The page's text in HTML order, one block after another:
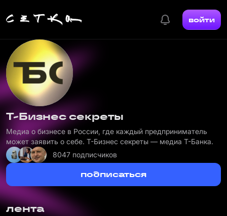
войти
Т-Бизнес секреты
Медиа о бизнесе в России, где каждый предприниматель
может заявить о себе. Т-Бизнес секреты — медиа Т-Банка.
8047 подписчиков
подписаться
лента